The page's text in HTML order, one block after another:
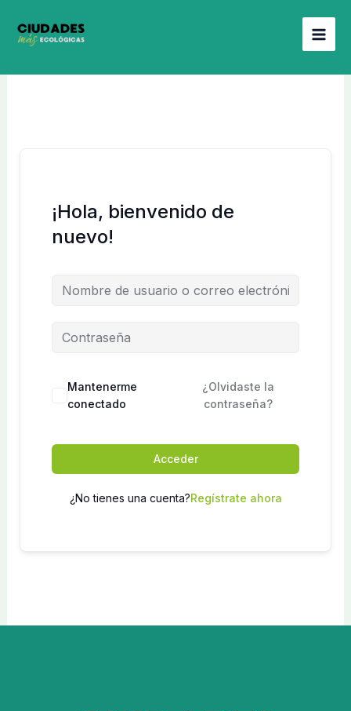
contenido
¡Hola, bienvenido de
nuevo!
Mantenerme
conectado
¿Olvidaste la
contraseña?
Acceder
¿No tienes una cuenta?Regístrate ahora